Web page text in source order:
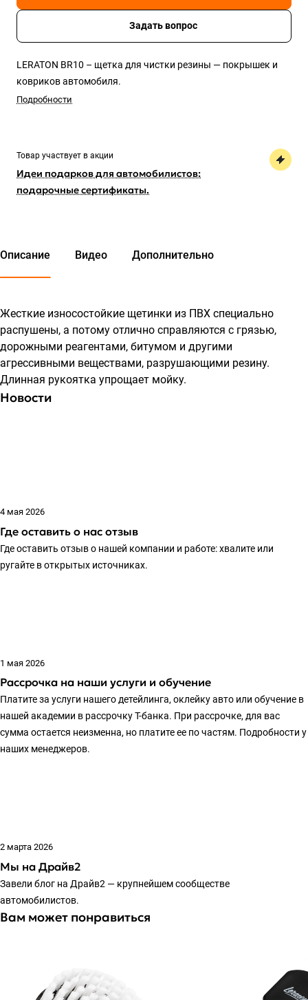
Задать вопрос
LERATON BR10 – щетка для чистки резины — покрышек и
ковриков автомобиля.
Подробности
Товар участвует в акции
Идеи подарков для автомобилистов:
подарочные сертификаты.
Описание Видео Дополнительно
Жесткие износостойкие щетинки из ПВХ специально
распушены, а потому отлично справляются с грязью,
дорожными реагентами, битумом и другими
агрессивными веществами, разрушающими резину.
Длинная рукоятка упрощает мойку.
Новости
4 мая 2026
Где оставить о нас отзыв
Где оставить отзыв о нашей компании и работе: хвалите или
ругайте в открытых источниках.
1 мая 2026
Рассрочка на наши услуги и обучение
Платите за услуги нашего детейлинга, оклейку авто или обучение в
нашей академии в рассрочку Т-банка. При рассрочке, для вас
сумма остается неизменна, но платите ее по частям. Подробности у
наших менеджеров.
2 марта 2026
Мы на Драйв2
Завели блог на Драйв2 — крупнейшем сообществе
автомобилистов.
Вам может понравиться